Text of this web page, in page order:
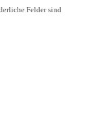
Felder sind